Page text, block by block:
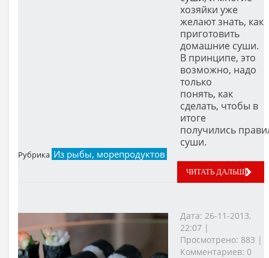
хозяйки уже
желают знать, как
приготовить
домашние суши.
В принципе, это
возможно, надо
только
понять, как
сделать, чтобы в
итоге
получились
суши.
Рубрика Из рыбы, морепродуктов
ЧИТАТЬ ДАЛЬШЕ
Дата: 26-11-2013,
22:07 |
Просмотрено: 883 |
Комментариев: 0